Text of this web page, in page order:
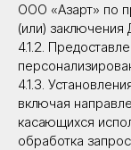
ООО «Азарт» по
(или)
4.1.2.
4.1.3.
включая
касающихся
обработка